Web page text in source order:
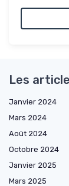
Les
Janvier 2024
Mars 2024
Août 2024
Octobre 2024
Janvier 2025
Mars 2025